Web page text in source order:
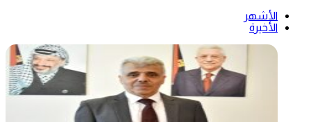
الأشهر
الأخيرة